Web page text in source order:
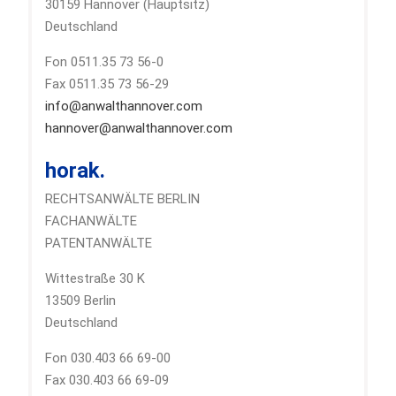
30159 Hannover (Hauptsitz)
Deutschland
Fon 0511.35 73 56-0
Fax 0511.35 73 56-29
info@anwalthannover.com
hannover@anwalthannover.com
horak.
RECHTSANWÄLTE BERLIN
FACHANWÄLTE
PATENTANWÄLTE
Wittestraße 30 K
13509 Berlin
Deutschland
Fon 030.403 66 69-00
Fax 030.403 66 69-09